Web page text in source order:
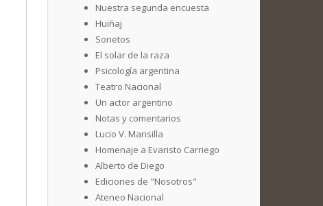
Nuestra segunda encuesta
Huiñaj
Sonetos
El solar de la raza
Psicología argentina
Teatro Nacional
Un actor argentino
Notas y comentarios
Lucio V. Mansilla
Homenaje a Evaristo Carriego
Alberto de Diego
Ediciones de "Nosotros"
Ateneo Nacional